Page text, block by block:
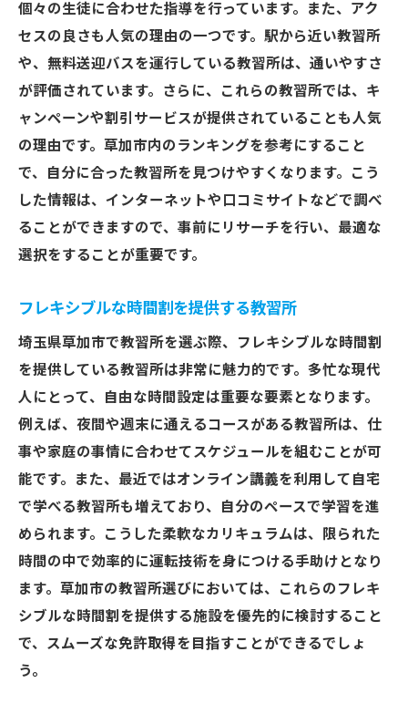
個々の生徒に合わせた指導を行っています。また、アク
セスの良さも人気の理由の一つです。駅から近い教習所
や、無料送迎バスを運行している教習所は、通いやすさ
が評価されています。さらに、これらの教習所では、キ
ャンペーンや割引サービスが提供されていることも人気
の理由です。草加市内のランキングを参考にすること
で、自分に合った教習所を見つけやすくなります。こう
した情報は、インターネットや口コミサイトなどで調べ
ることができますので、事前にリサーチを行い、最適な
選択をすることが重要です。
フレキシブルな時間割を提供する教習所
埼玉県草加市で教習所を選ぶ際、フレキシブルな時間割
を提供している教習所は非常に魅力的です。多忙な現代
人にとって、自由な時間設定は重要な要素となります。
例えば、夜間や週末に通えるコースがある教習所は、仕
事や家庭の事情に合わせてスケジュールを組むことが可
能です。また、最近ではオンライン講義を利用して自宅
で学べる教習所も増えており、自分のペースで学習を進
められます。こうした柔軟なカリキュラムは、限られた
時間の中で効率的に運転技術を身につける手助けとなり
ます。草加市の教習所選びにおいては、これらのフレキ
シブルな時間割を提供する施設を優先的に検討すること
で、スムーズな免許取得を目指すことができるでしょ
う。